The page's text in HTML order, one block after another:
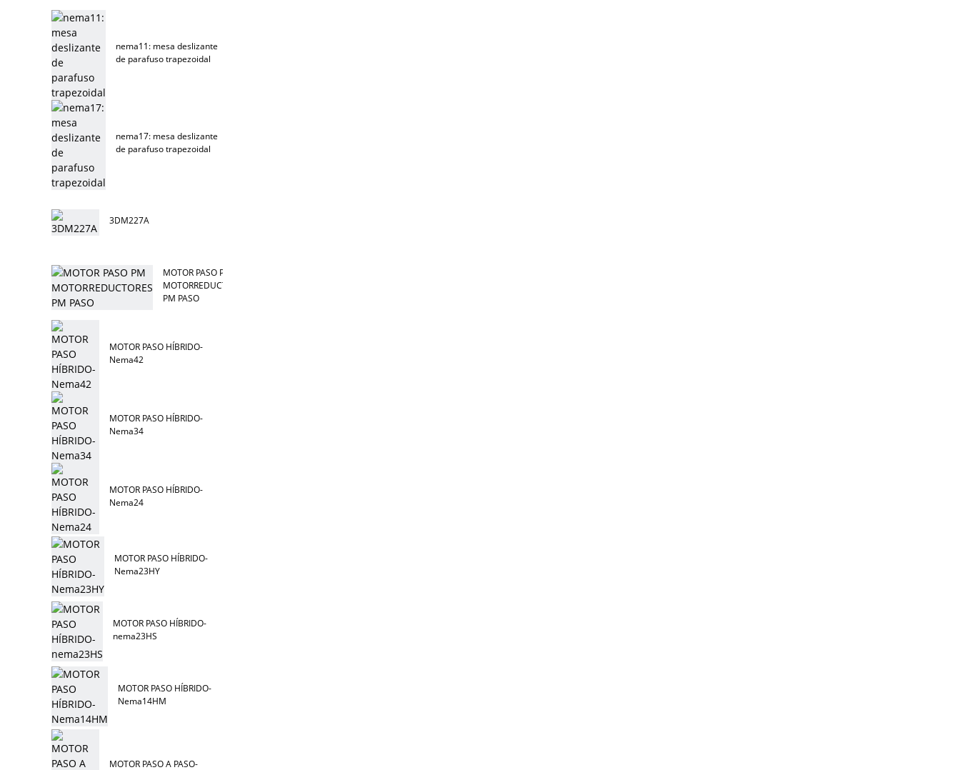
nema11: mesa deslizante
de parafuso trapezoidal
nema17: mesa deslizante
de parafuso trapezoidal
3DM227A
MOTOR PASO PM
MOTORREDUCTORES
PM PASO
MOTOR PASO HÍBRIDO-
Nema42
MOTOR PASO HÍBRIDO-
Nema34
MOTOR PASO HÍBRIDO-
Nema24
MOTOR PASO HÍBRIDO-
Nema23HY
MOTOR PASO HÍBRIDO-
nema23HS
MOTOR PASO HÍBRIDO-
Nema14HM
MOTOR PASO A PASO-